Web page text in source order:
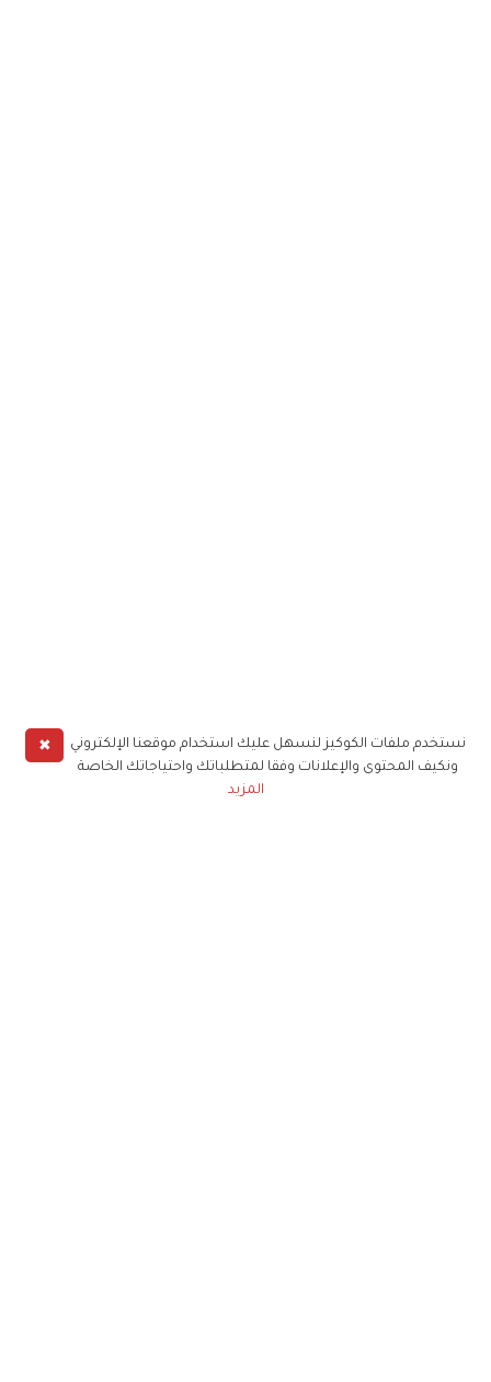
✖
نستخدم ملفات الكوكيز لنسهل عليك استخدام موقعنا الإلكتروني
ونكيف المحتوى والإعلانات وفقا لمتطلباتك واحتياجاتك الخاصة
المزيد